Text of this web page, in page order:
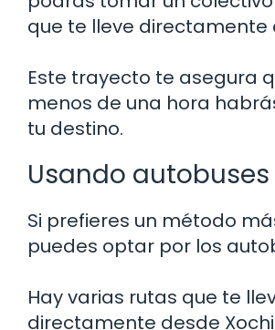
que te lleve directamente
Este trayecto te asegura
menos de una hora
tu destino.
Usando autobuses
Si prefieres un método
puedes optar por los
Hay varias rutas que te
directamente desde